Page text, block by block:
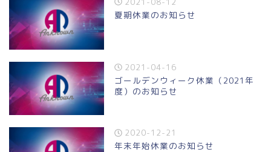
夏期休業のお知らせ
2021-04-16
ゴールデンウィーク休業（2021年
度）のお知らせ
2020-12-21
年末年始休業のお知らせ